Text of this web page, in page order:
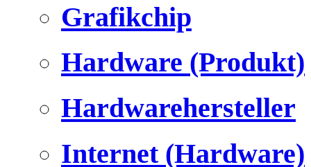
Grafikchip
Hardware (Produkt)
Hardwarehersteller
Internet (Hardware)